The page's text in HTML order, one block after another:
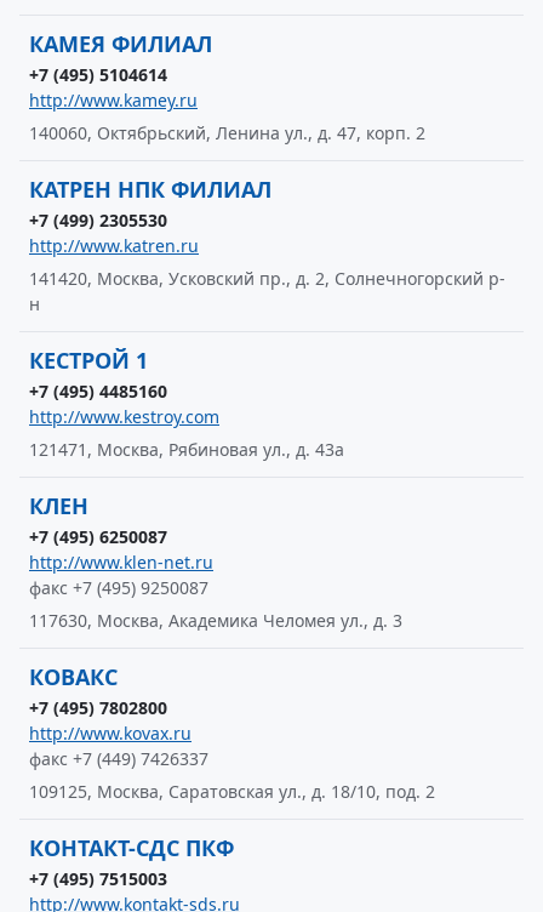
КАМЕЯ ФИЛИАЛ
+7 (495) 5104614
http://www.kamey.ru
140060, Октябрьский, Ленина ул., д. 47, корп. 2
КАТРЕН НПК ФИЛИАЛ
+7 (499) 2305530
http://www.katren.ru
141420, Москва, Усковский пр., д. 2, Солнечногорский р-
н
КЕСТРОЙ 1
+7 (495) 4485160
http://www.kestroy.com
121471, Москва, Рябиновая ул., д. 43а
КЛЕН
+7 (495) 6250087
http://www.klen-net.ru
факс +7 (495) 9250087
117630, Москва, Академика Челомея ул., д. 3
КОВАКС
+7 (495) 7802800
http://www.kovax.ru
факс +7 (449) 7426337
109125, Москва, Саратовская ул., д. 18/10, под. 2
КОНТАКТ-СДС ПКФ
+7 (495) 7515003
http://www.kontakt-sds.ru